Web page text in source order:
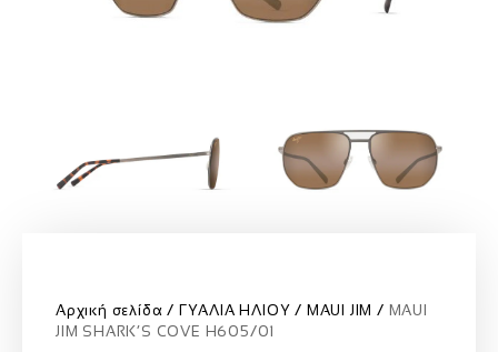
Αρχική σελίδα ΓΥΑΛΙΑ ΗΛΙΟΥ MAUI JIM
MAUI
JIM SHARK’S COVE H605/01